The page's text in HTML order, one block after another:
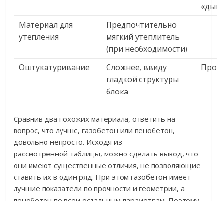
Материал для
утепления
Предпочтительно
мягкий утеплитель
(при необходимости)
Оштукатуривание
Сложнее, ввиду
гладкой структуры
блока
Сравнив два похожих материала, ответить на
вопрос, что лучше, газобетон или пенобетон,
довольно непросто. Исходя из
рассмотренной таблицы, можно сделать вывод, что
они имеют существенные отличия, не позволяющие
ставить их в один ряд. При этом газобетон имеет
лучшие показатели по прочности и геометрии, а